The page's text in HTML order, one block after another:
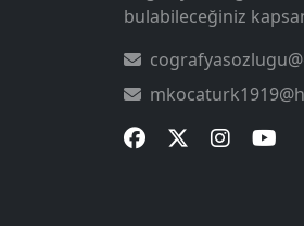
bulabileceğiniz